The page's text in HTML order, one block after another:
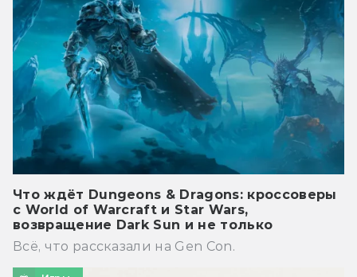
Что ждёт Dungeons & Dragons: кроссоверы
с World of Warcraft и Star Wars,
возвращение Dark Sun и не только
Всё, что рассказали на Gen Con.